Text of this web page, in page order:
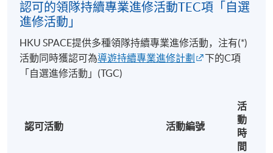
認可的領隊持續專業進修活動TEC項「自選
進修活動」
HKU SPACE提供多種領隊持續專業進修活動，注有(*)
活動同時獲認可為導遊持續專業進修計劃
下的C項
「自選進修活動」(TGC)
認可活動 活動編號
活
動
時
間